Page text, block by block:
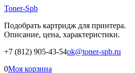
Toner-Spb
Подобрать картридж для принтера.
Описание, цена, характеристики.
+7 (812) 905-43-54ok@toner-spb.ru
0Моя корзина